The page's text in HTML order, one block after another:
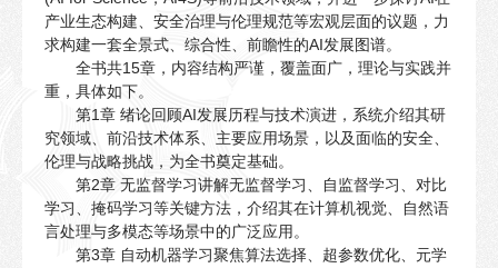
产业生态构建、安全治理与伦理规范等宏观层面的议题，力
求构建一套全景式、综合性、前瞻性的AI发展图谱。
全书共15章，内容结构严谨，覆盖面广，理论与实践并
重，具体如下。
第1章 绪论回顾AI发展历程与技术演进，系统介绍其研
究领域、前沿技术体系、主要应用场景，以及面临的安全、
伦理与战略挑战，为全书奠定基础。
第2章 无监督学习讲解无监督学习、自监督学习、对比
学习、掩码学习等关键方法，介绍其在计算机视觉、自然语
言处理与多模态等场景中的广泛应用。
第3章 自动机器学习聚焦算法选择、超参数优化、元学